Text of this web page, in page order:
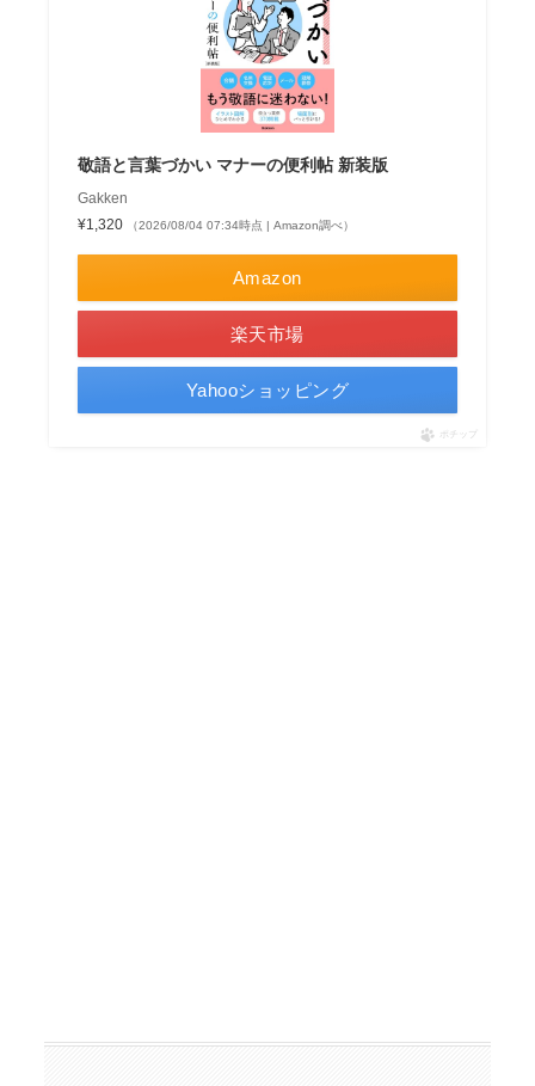
敬語と言葉づかい マナーの便利帖 新装版
Gakken
¥1,320
（2026/08/04 07:34時点 | Amazon調べ）
Amazon
楽天市場
Yahooショッピング
ポチップ